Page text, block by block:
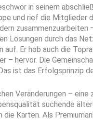
in seinem
und rief die Mitglieder
zusammenzuarbeiten
Lösungen durch das
auf. Er hob auch die
– hervor. Die
ist das Erfolgsprinzip
Veränderungen – eine
suchende
die Karten. Als